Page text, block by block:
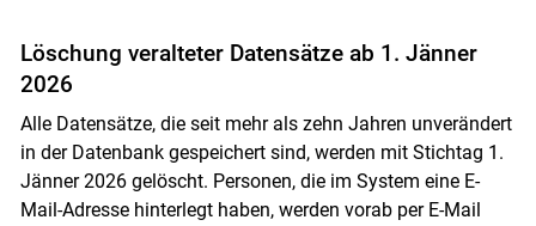
Löschung veralteter Datensätze ab 1. Jänner
2026
Alle Datensätze, die seit mehr als zehn Jahren unverändert
in der Datenbank gespeichert sind, werden mit Stichtag 1.
Jänner 2026 gelöscht. Personen, die im System eine E-
Mail-Adresse hinterlegt haben, werden vorab per E-Mail